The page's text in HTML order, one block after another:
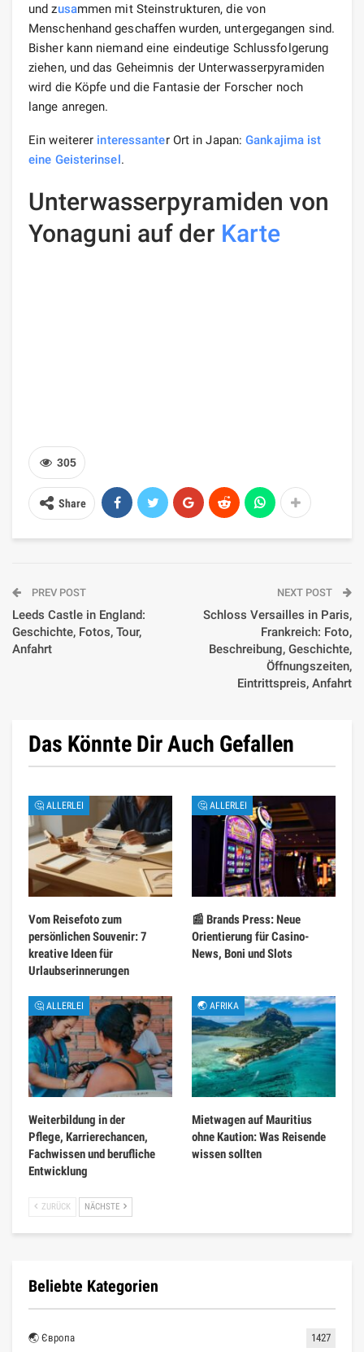
und zusammen mit Steinstrukturen, die von
Menschenhand geschaffen wurden, untergegangen sind.
Bisher kann niemand eine eindeutige Schlussfolgerung
ziehen, und das Geheimnis der Unterwasserpyramiden
wird die Köpfe und die Fantasie der Forscher noch
lange anregen.
Ein weiterer interessanter Ort in Japan:Gankajima ist
eine Geisterinsel.
Unterwasserpyramiden von
Yonaguni auf der Karte
305
Share
PREV POST
Leeds Castle in England:
Geschichte, Fotos, Tour,
Anfahrt
NEXT POST
Schloss Versailles in Paris,
Frankreich: Foto,
Beschreibung, Geschichte,
Öffnungszeiten,
Eintrittspreis, Anfahrt
Das Könnte Dir Auch Gefallen
🤔 ALLERLEI
Vom Reisefoto zum
persönlichen Souvenir: 7
kreative Ideen für
Urlaubserinnerungen
🤔 ALLERLEI
📰 Brands Press: Neue
Orientierung für Casino-
News, Boni und Slots
🤔 ALLERLEI
Weiterbildung in der
Pflege, Karrierechancen,
Fachwissen und berufliche
Entwicklung
🌏 AFRIKA
Mietwagen auf Mauritius
ohne Kaution: Was Reisende
wissen sollten
ZURÜCK NÄCHSTE
Beliebte Kategorien
🌏 Європа 1427